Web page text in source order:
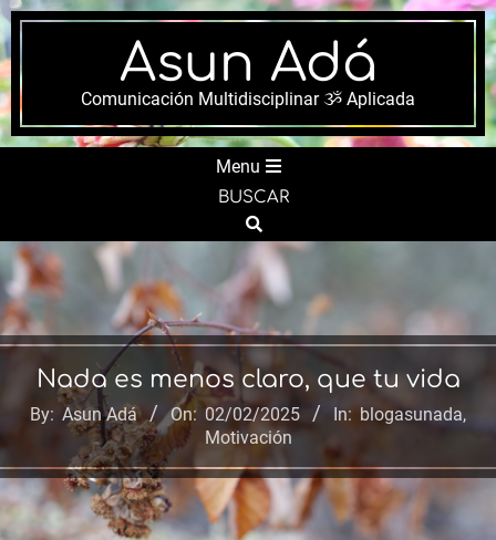
Skip
to
content
Asun Adá
Comunicación Multidisciplinar ૐ Aplicada
Menu
BUSCAR
Search
Nada es menos claro, que tu vida
By: Asun Adá On: 02/02/2025 In: blogasunada,
Motivación